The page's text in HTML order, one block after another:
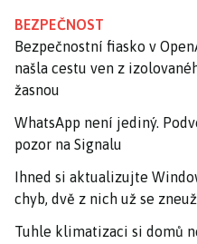
BEZPEČNOST
Bezpečnostní fiasko v
našla cestu ven z
žasnou
WhatsApp není jediný.
pozor na Signalu
Ihned si aktualizujte
chyb, dvě z nich už se
Tuhle klimatizaci si domů